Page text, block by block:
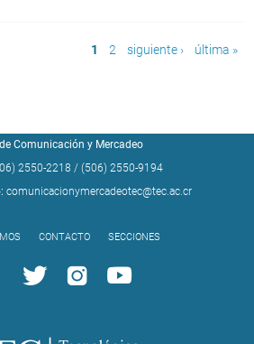
1 2 siguiente › última »
Comunicación y Mercadeo
2550-2218 / (506) 2550-9194
comunicacionymercadeotec@tec.ac.cr
CONTACTO SECCIONES